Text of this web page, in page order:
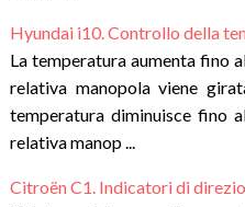
Hyundai i10. Controllo della
La temperatura aumenta fino
relativa manopola viene
temperatura diminuisce fino
relativa manop ...
Citroën C1. Indicatori di